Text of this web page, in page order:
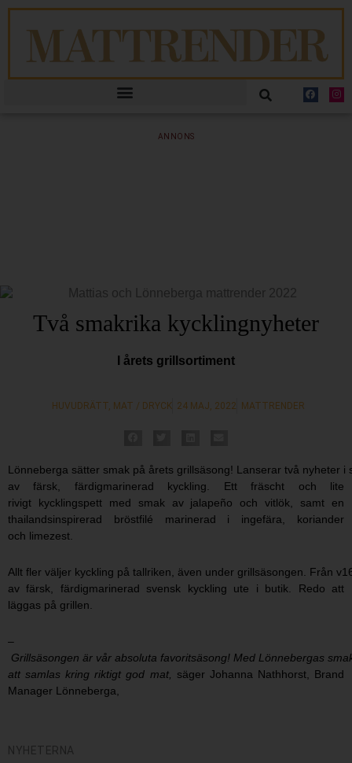
ANNONS
Två smakrika kycklingnyheter
I årets grillsortiment
HUVUDRÄTT, MAT / DRYCK 24 MAJ, 2022 MATTRENDER
Lönneberga sätter smak på årets grillsäsong! Lanserar två nyheter i
av färsk, färdigmarinerad kyckling. Ett fräscht och lite
rivigt kycklingspett med smak av jalapeño och vitlök, samt en
thailandsinspirerad bröstfilé marinerad i ingefära, koriander
och limezest.
Allt fler väljer kyckling på tallriken, även under grillsäsongen. Från
av färsk, färdigmarinerad svensk kyckling ute i butik. Redo att
läggas på grillen.
–
Grillsäsongen är vår absoluta favoritsäsong! Med Lönnebergas
att samlas kring riktigt god mat, säger Johanna Nathhorst, Brand
Manager Lönneberga,
NYHETERNA